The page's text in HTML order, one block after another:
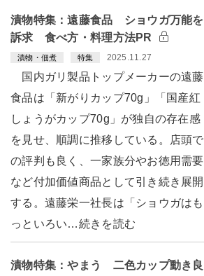
漬物特集：遠藤食品 ショウガ万能を
訴求 食べ方・料理方法PR
漬物・佃煮 特集 2025.11.27
国内ガリ製品トップメーカーの遠藤
食品は「新がりカップ70g」「国産紅
しょうがカップ70g」が独自の存在感
を見せ、順調に推移している。店頭で
の評判も良く、一家族分やお徳用需要
など付加価値商品として引き続き展開
する。遠藤栄一社長は「ショウガはも
っといろい…続きを読む
漬物特集：やまう 二色カップ動き良